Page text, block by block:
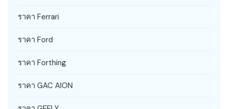
ราคา Ferrari
ราคา Ford
ราคา Forthing
ราคา GAC AION